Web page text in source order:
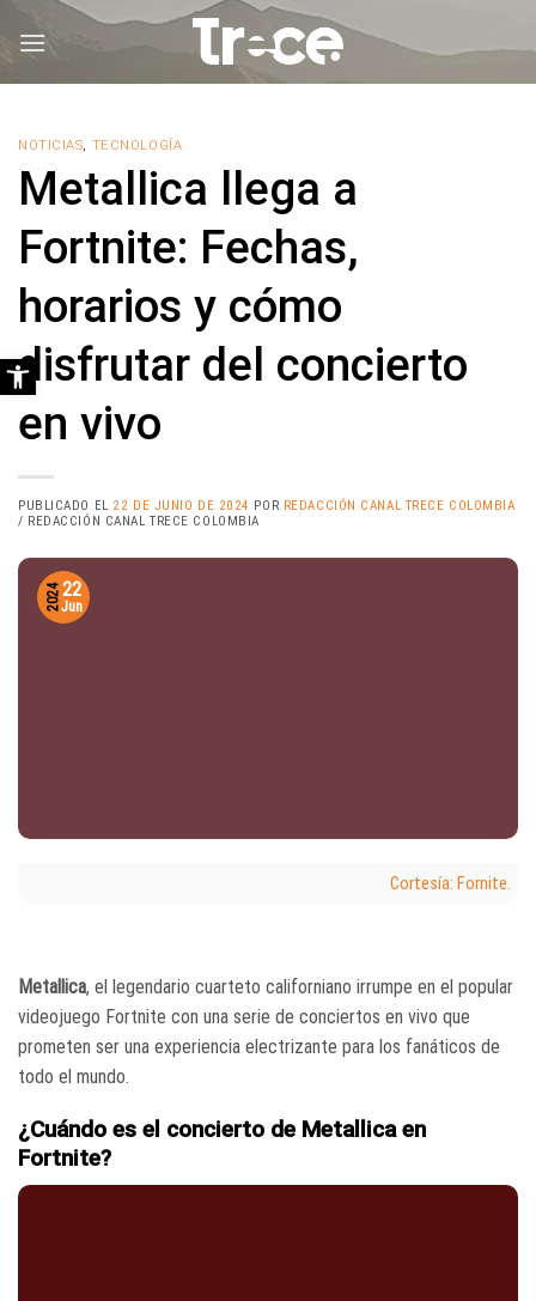
NOTICIAS, TECNOLOGÍA
Metallica llega a
Fortnite: Fechas,
horarios y cómo
disfrutar del concierto
en vivo
PUBLICADO EL 22 DE JUNIO DE 2024 POR REDACCIÓN CANAL TRECE COLOMBIA
/ REDACCIÓN CANAL TRECE COLOMBIA
Cortesía: Fornite.
22
Jun
2024
Metallica, el legendario cuarteto californiano irrumpe en el popular
videojuego Fortnite con una serie de conciertos en vivo que
prometen ser una experiencia electrizante para los fanáticos de
todo el mundo.
¿Cuándo es el concierto de Metallica en
Fortnite?
Abrir barra de herramientas